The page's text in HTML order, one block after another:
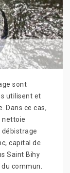
sont
utilisent et
Dans ce cas,
nettoie
débistrage
capital de
Saint Bihy
commun.